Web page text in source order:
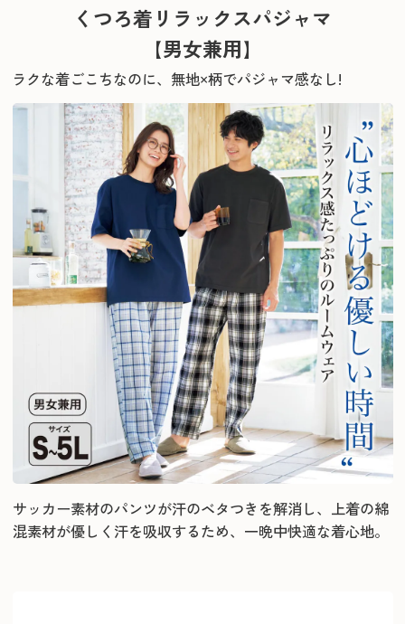
くつろ着リラックスパジャマ
【男女兼用】
ラクな着ごこちなのに、無地×柄でパジャマ感なし!
サッカー素材のパンツが汗のベタつきを解消し、上着の綿
混素材が優しく汗を吸収するため、一晩中快適な着心地。